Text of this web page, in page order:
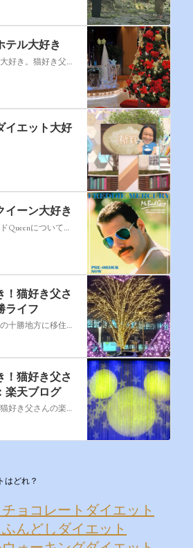
テル大好き
猫好き父さんのホテル大好き。猫好き父さんが宿泊したホテルの情報を徒然なるままに書いていきます。
イエット大好
イーン大好き
イギリスのロックバンドQueenについての情報をアップします。
！猫好き父さ
ライフ
猫好き父さんが北海道の十勝地方に移住しました。なれない北海道の暮らしについてお伝えします。
！猫好き父さ
楽天ブログ
「ディズニー大好き！猫好き父さんの楽天ブログ」にようこそ！ いろんなブログサービスが廃止になるなか満を持して楽天ブログをはじめようと思います。 よろしくお願いいたします。
はどれ？
ョコレートダイエット
んどしダイエット